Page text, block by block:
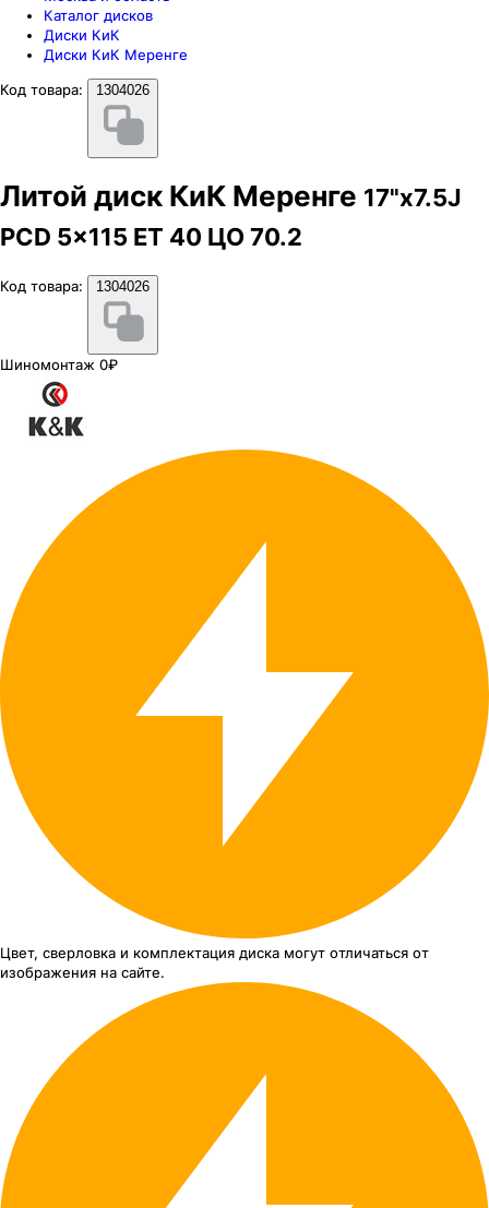
Каталог дисков
Диски КиК
Диски КиК Меренге
Код товара:
1304026
Литой диск КиК Меренге 17"x7.5J
PCD 5x115 ЕТ 40 ЦО 70.2
Код товара: 1304026
Шиномонтаж 0₽
Цвет, сверловка и комплектация диска могут отличаться от
изображения на сайте.